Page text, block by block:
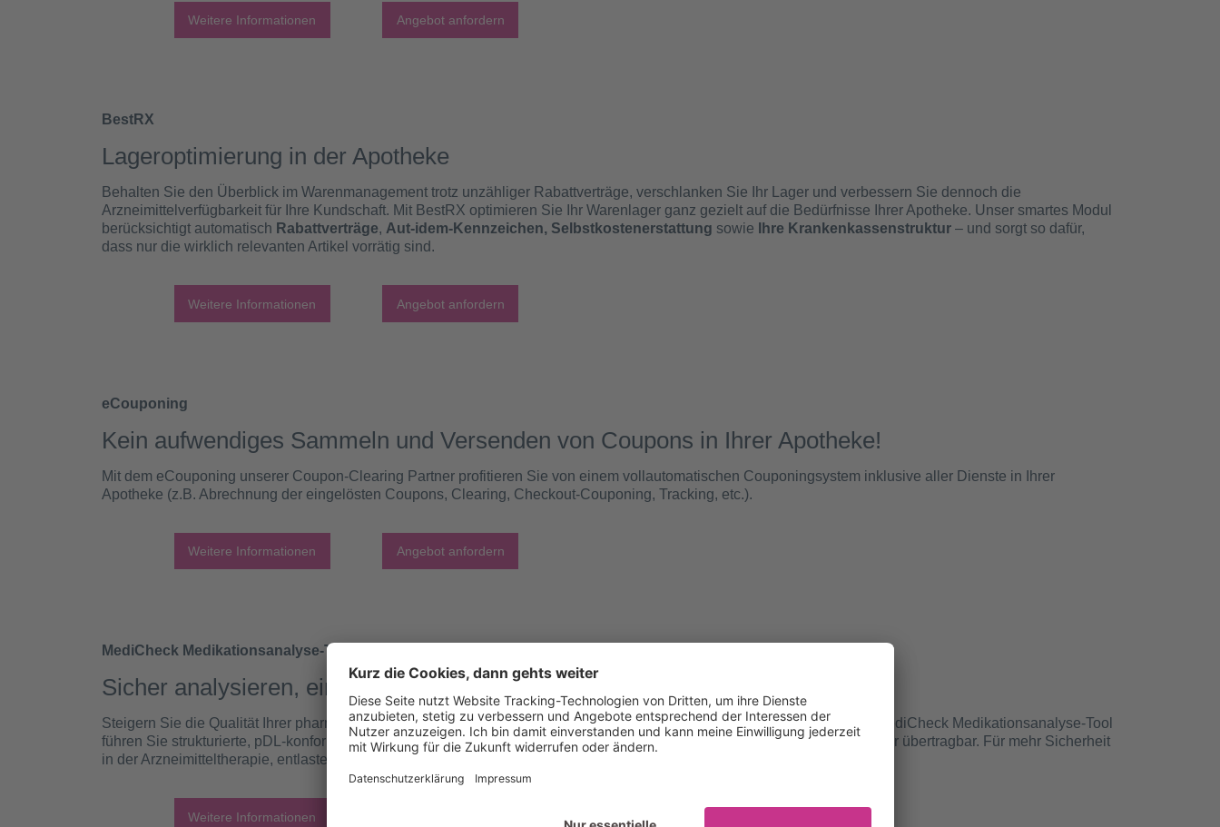
Weitere Informationen Angebot anfordern
BestRX
Lageroptimierung in der Apotheke
Behalten Sie den Überblick im Warenmanagement trotz unzähliger Rabattverträge, verschlanken Sie Ihr Lager und verbessern Sie dennoch die
Arzneimittelverfügbarkeit für Ihre Kundschaft. Mit BestRX optimieren Sie Ihr Warenlager ganz gezielt auf die Bedürfnisse Ihrer Apotheke. Unser smartes Modul
berücksichtigt automatisch Rabattverträge, Aut-idem-Kennzeichen, Selbstkostenerstattung sowie Ihre Krankenkassenstruktur – und sorgt so dafür,
dass nur die wirklich relevanten Artikel vorrätig sind.
Weitere Informationen Angebot anfordern
eCouponing
Kein aufwendiges Sammeln und Versenden von Coupons in Ihrer Apotheke!
Mit dem eCouponing unserer Coupon-Clearing Partner profitieren Sie von einem vollautomatischen Couponingsystem inklusive aller Dienste in Ihrer
Apotheke (z.B. Abrechnung der eingelösten Coupons, Clearing, Checkout-Couponing, Tracking, etc.).
Weitere Informationen Angebot anfordern
MediCheck Medikationsanalyse-Tool
Sicher analysieren, einfach dokumentieren
Steigern Sie die Qualität Ihrer pharmazeutischen Dienstleistungen und erschließen Sie neue Ertragspotenziale: mit dem MediCheck Medikationsanalyse-Tool
führen Sie strukturierte, pDL-konforme Medikationsanalysen durch – digital unterstützt, automatisiert dokumentiert und sicher übertragbar. Für mehr Sicherheit
in der Arzneimitteltherapie, entlastete Prozesse im HV und honorierbare Leistungen in Ihrer Apotheke.
Weitere Informationen